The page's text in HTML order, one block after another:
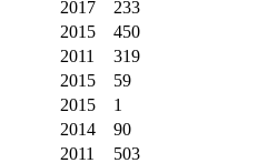
2017
233
2015
450
2011
319
2015
59
2015
1
2014
90
2011
503